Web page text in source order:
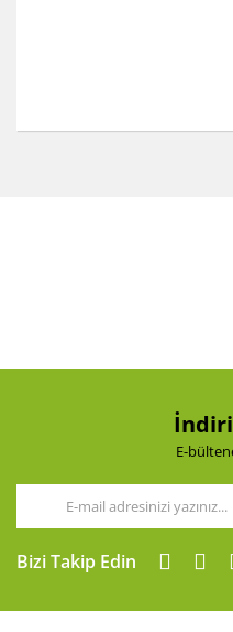
Ürün fiyatı diğer
E-
Bizi Takip Edin